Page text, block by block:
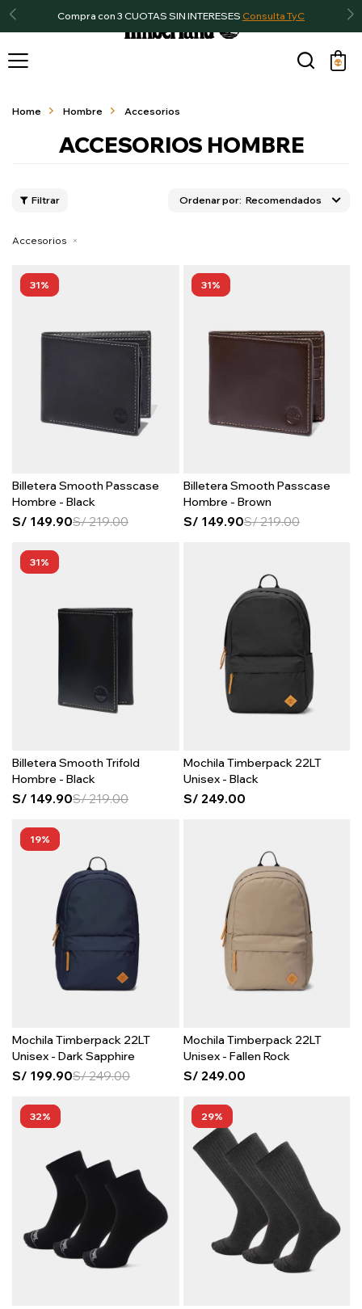
Compra con 3 CUOTAS SIN INTERESES Consulta TyC

Home Hombre Accesorios
ACCESORIOS HOMBRE
Recomendados
Accesorios
31
Billetera Smooth Passcase
Hombre - Black
S/ 149.90S/219.00
31
Billetera Smooth Passcase
Hombre - Brown
S/ 149.90S/219.00
31
Billetera Smooth Trifold
Hombre - Black
S/ 149.90S/219.00
Mochila Timberpack 22LT
Unisex - Black
S/ 249.00
19
Mochila Timberpack 22LT
Unisex - Dark Sapphire
S/ 199.90S/249.00
Mochila Timberpack 22LT
Unisex - Fallen Rock
S/ 249.00
32 29